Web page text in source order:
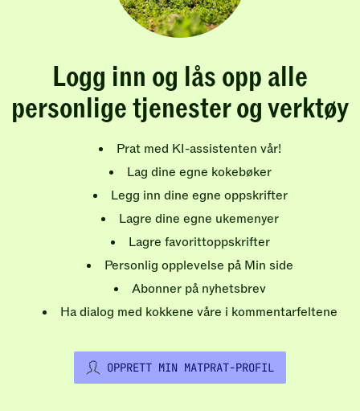
Logg inn og lås opp alle
personlige tjenester og verktøy
Prat med KI-assistenten vår!
Lag dine egne kokebøker
Legg inn dine egne oppskrifter
Lagre dine egne ukemenyer
Lagre favorittoppskrifter
Personlig opplevelse på Min side
Abonner på nyhetsbrev
Ha dialog med kokkene våre i kommentarfeltene
OPPRETT MIN MATPRAT-PROFIL